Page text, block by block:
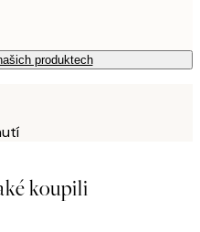
produktech
koupili